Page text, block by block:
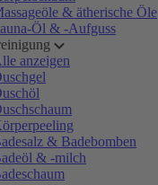
& ätherische Öle
Öl & -Aufguss
anzeigen
& Badebomben
& -milch